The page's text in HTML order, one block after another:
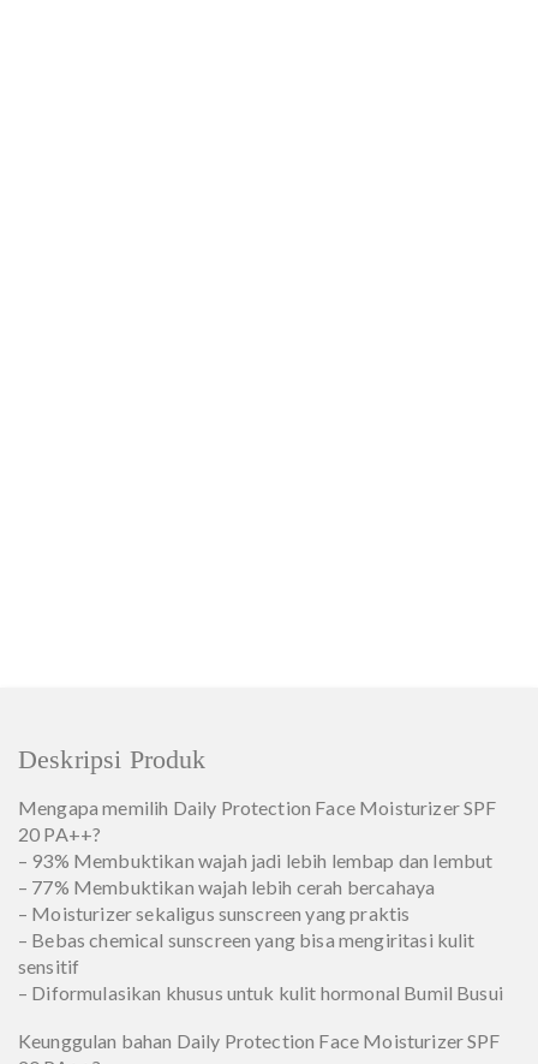
Deskripsi Produk
Mengapa memilih Daily Protection Face Moisturizer SPF
20 PA++?
– 93% Membuktikan wajah jadi lebih lembap dan lembut
– 77% Membuktikan wajah lebih cerah bercahaya
– Moisturizer sekaligus sunscreen yang praktis
– Bebas chemical sunscreen yang bisa mengiritasi kulit
sensitif
– Diformulasikan khusus untuk kulit hormonal Bumil Busui
Keunggulan bahan Daily Protection Face Moisturizer SPF